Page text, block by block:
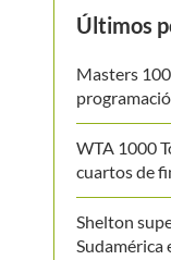
Últimos
Masters
WTA 1000
cuartos de
Shelton
Sudamérica